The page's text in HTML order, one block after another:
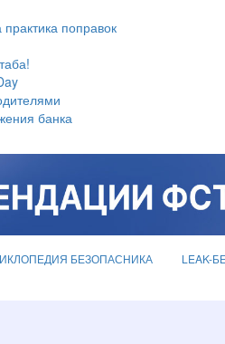
поправок
банка
БЕЗОПАСНИКА LEAK-